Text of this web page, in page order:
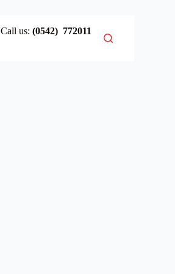
Call us: (0542) 772011